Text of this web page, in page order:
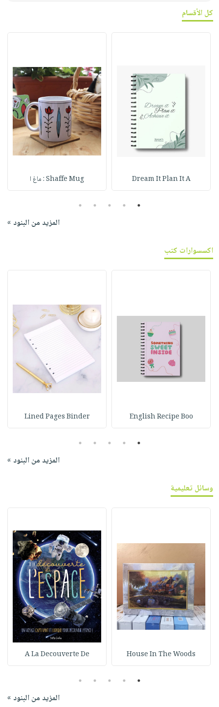
كل الأقسام
Dream It Plan It A Shaffe Mug : ماغ ا
1
2
3
4
5
المزيد من البنود »
اكسسوارات كتب
English Recipe Boo
Lined Pages Binder
1
2
3
4
5
المزيد من البنود »
وسائل تعليمية
House In The Woods
A La Decouverte De
1
2
3
4
5
المزيد من البنود »